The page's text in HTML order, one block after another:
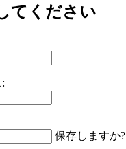
てください
保存しますか?